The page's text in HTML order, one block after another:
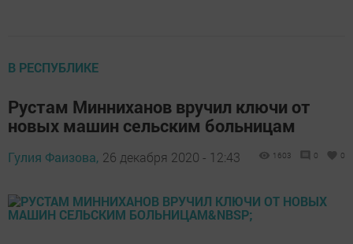
В РЕСПУБЛИКЕ
Рустам Минниханов вручил ключи от
новых машин сельским больницам
Гулия Фаизова, 26 декабря 2020 - 12:43 1603 0 0